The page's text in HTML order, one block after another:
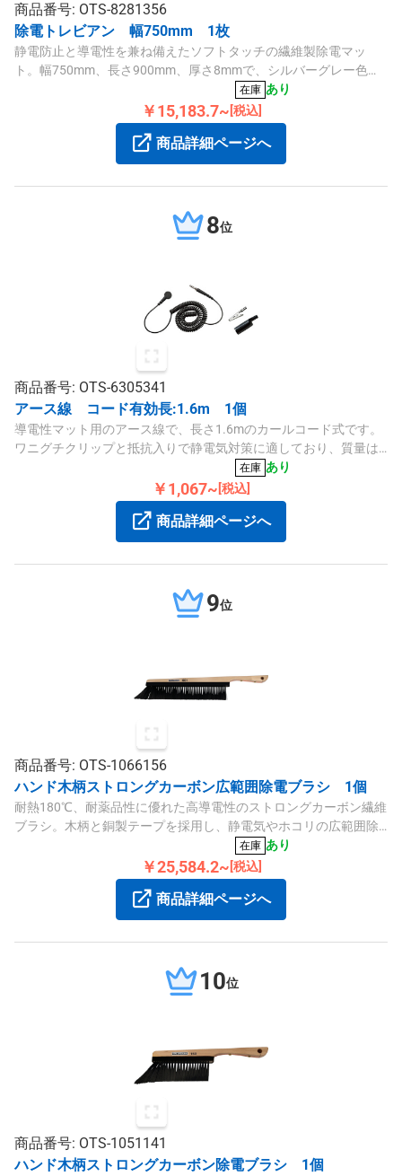
商品番号: OTS-8281356
除電トレビアン 幅750mm 1枚
静電防止と導電性を兼ね備えたソフトタッチの繊維製除電マッ
ト。幅750mm、長さ900mm、厚さ8mmで、シルバーグレー色、
特殊塩化ビニール裏面を使用しています。
在庫 あり
￥15,183.7~ [税込]
商品詳細ページへ
8位
商品番号: OTS-6305341
アース線 コード有効長:1.6m 1個
導電性マット用のアース線で、長さ1.6mのカールコード式です。
ワニグチクリップと抵抗入りで静電気対策に適しており、質量は
在庫 あり
￥1,067~ [税込]
商品詳細ページへ
9位
商品番号: OTS-1066156
ハンド木柄ストロングカーボン広範囲除電ブラシ 1個
耐熱180℃、耐薬品性に優れた高導電性のストロングカーボン繊維
ブラシ。木柄と銅製テープを採用し、静電気やホコリの広範囲除
在庫 あり
￥25,584.2~ [税込]
商品詳細ページへ
10位
商品番号: OTS-1051141
ハンド木柄ストロングカーボン除電ブラシ 1個